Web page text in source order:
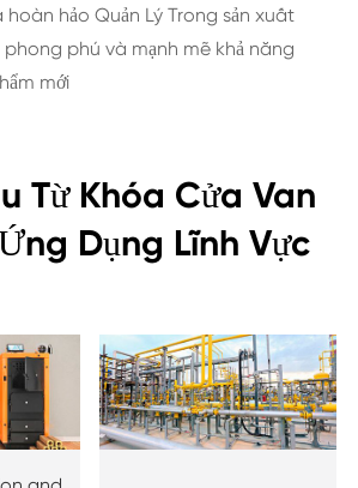
hảo Quản Lý Trong sản xuất
phú và mạnh mẽ khả năng
mới
Từ Khóa Cửa Van
Dụng Lĩnh Vực